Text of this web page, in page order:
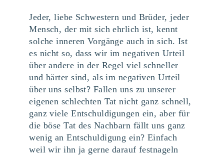
Jeder, liebe Schwestern und Brüder, jeder
Mensch, der mit sich ehrlich ist, kennt
solche inneren Vorgänge auch in sich. Ist
es nicht so, dass wir im negativen Urteil
über andere in der Regel viel schneller
und härter sind, als im negativen Urteil
über uns selbst? Fallen uns zu unserer
eigenen schlechten Tat nicht ganz schnell,
ganz viele Entschuldigungen ein, aber für
die böse Tat des Nachbarn fällt uns ganz
wenig an Entschuldigung ein? Einfach
weil wir ihn ja gerne darauf festnageln